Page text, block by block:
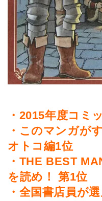
・2015年度コミ
・このマンガが
オトコ編1位
・THE BEST
を読め！ 第1位
・全国書店員が